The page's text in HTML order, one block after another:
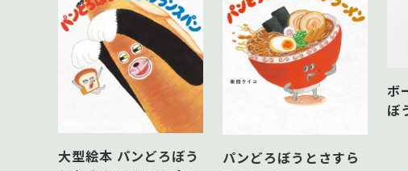
└ゆびにんぎょう（パンどろぼう・にせパンどろ
た・りんごかめん）
└ブレスレット
└パンぶくろ
└クリップ（パンどろぼう・おにぎりぼうや）
└ミニメモちょう
大型絵本 パンどろぼう
パンどろぼうとさすら
ボ
ぼ